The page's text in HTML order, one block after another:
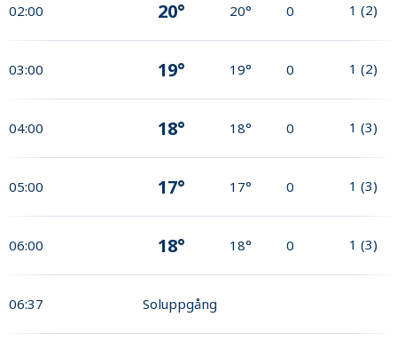
02:00 20° 20° 0 1 (2)
03:00 19° 19° 0 1 (2)
04:00 18° 18° 0 1 (3)
05:00 17° 17° 0 1 (3)
06:00 18° 18° 0 1 (3)
06:37 Soluppgång